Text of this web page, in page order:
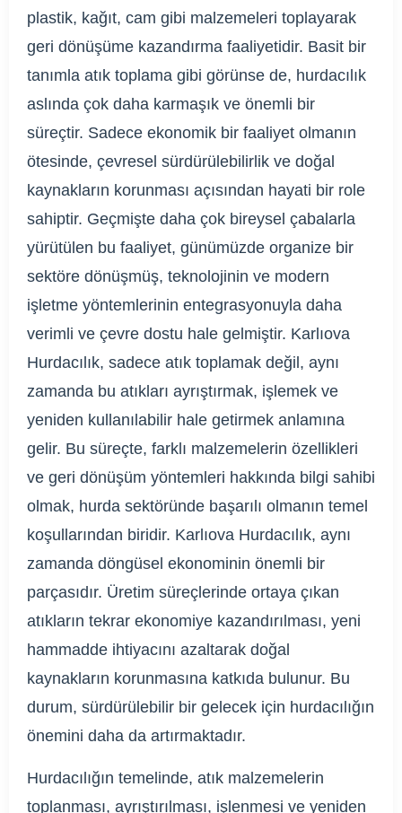
plastik, kağıt, cam gibi malzemeleri toplayarak
geri dönüşüme kazandırma faaliyetidir. Basit bir
tanımla atık toplama gibi görünse de, hurdacılık
aslında çok daha karmaşık ve önemli bir
süreçtir. Sadece ekonomik bir faaliyet olmanın
ötesinde, çevresel sürdürülebilirlik ve doğal
kaynakların korunması açısından hayati bir role
sahiptir. Geçmişte daha çok bireysel çabalarla
yürütülen bu faaliyet, günümüzde organize bir
sektöre dönüşmüş, teknolojinin ve modern
işletme yöntemlerinin entegrasyonuyla daha
verimli ve çevre dostu hale gelmiştir. Karlıova
Hurdacılık, sadece atık toplamak değil, aynı
zamanda bu atıkları ayrıştırmak, işlemek ve
yeniden kullanılabilir hale getirmek anlamına
gelir. Bu süreçte, farklı malzemelerin özellikleri
ve geri dönüşüm yöntemleri hakkında bilgi sahibi
olmak, hurda sektöründe başarılı olmanın temel
koşullarından biridir. Karlıova Hurdacılık, aynı
zamanda döngüsel ekonominin önemli bir
parçasıdır. Üretim süreçlerinde ortaya çıkan
atıkların tekrar ekonomiye kazandırılması, yeni
hammadde ihtiyacını azaltarak doğal
kaynakların korunmasına katkıda bulunur. Bu
durum, sürdürülebilir bir gelecek için hurdacılığın
önemini daha da artırmaktadır.
Hurdacılığın temelinde, atık malzemelerin
toplanması, ayrıştırılması, işlenmesi ve yeniden